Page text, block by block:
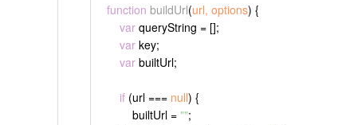
function buildUrl(url, options) {
var queryString = [];
var key;
var builtUrl;
if (url === null) {
        builtUrl =
"";